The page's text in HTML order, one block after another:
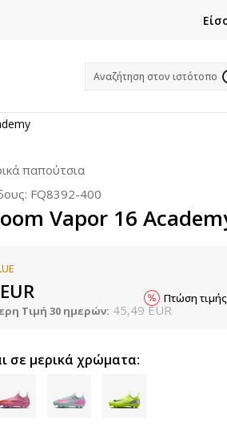
Και κερδίστε -10% με την πρώτη
Αναζήτηση στον ιστότοπο
παπούτσια
FQ8392-400
Vapor 16
EUR
Τιμή 30 ημερών: 45,49 EUR
Πτώση
σε μερικά χρώματα: